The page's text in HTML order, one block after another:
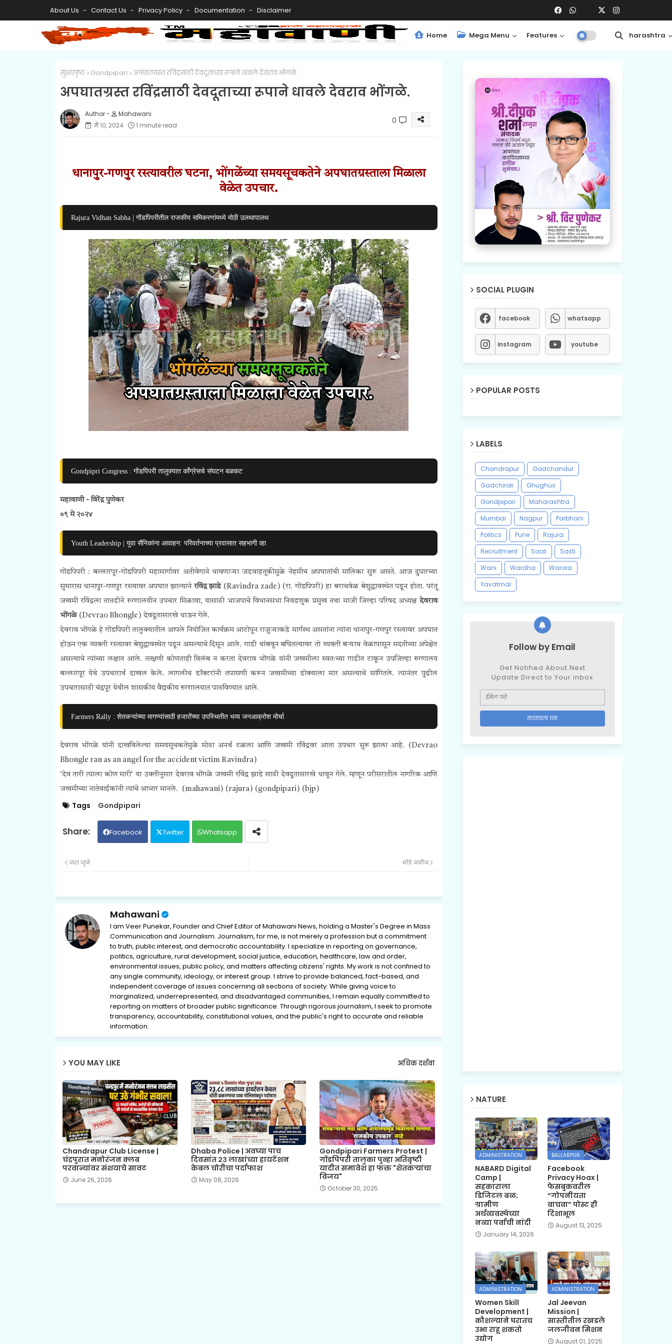
About Us Contact Us Privacy Policy Documentation Disclaimer
Home Mega Menu Features Central Maharashtra
मुख्यपृष्ठ Gondpipari अपघातग्रस्त रविंद्रसाठी देवदूताच्या रूपाने धावले देवराव भोंगळे.
अपघातग्रस्त रविंद्रसाठी देवदूताच्या रूपाने धावले देवराव भोंगळे.
Mahawani
मे १०, २०२४
1 minute read 0
धानापुर-गणपुर रस्त्यावरील घटना, भोंगळेंच्या समयसूचकतेने अपघातग्रस्ताला मिळाला
वेळेत उपचार.
Rajura Vidhan Sabha | गोंडपिपरीतील राजकीय समिकरणांमध्ये मोठी उलथापालथ
Gondpipri Congress : गोंडपिपरी तालुक्यात काँग्रेसचे संघटन बळकट
महावाणी - विरेंद्र पुणेकर
०९ मे २०२४
Youth Leadership | युवा सैनिकांना आवाहन: परिवर्तनाच्या प्रवासात सहभागी व्हा
गोंडपिपरी : बल्लारपूर-गोंडपिपरी महामार्गावर अतीवेगाने धावणाऱ्या जडवाहतूकीमुळे नेहमीच अपघातांची मालिका सुरू असते. आज दुपारच्या
सुमारास धानापुर-गणपुर रस्त्यावर अपघात झाल्याने रविंद्र झाडे(Ravindra zade) (रा. गोंडपिपरी) हा बराचवेळ बेशुद्धावस्थेत पडून होता. परंतू
जखमी रविंद्रला तातडीने रूग्णालयीन उपचार मिळावा, यासाठी भाजपाचे विधानसभा निवडणुक प्रमुख तथा माजी जिल्हा परिषद अध्यक्ष देवराव
भोंगळे(Devrao Bhongle) देवदूतासारखे धाऊन गेले.
देवराव भोंगळे हे गोंडपिपरी तालुक्यातील आपले नियोजित कार्यक्रम आटोपून राजुऱ्याकडे मार्गस्थ असतांना त्यांना धानापुर-गणपुर रस्त्यावर अपघात
होऊन एक व्यक्ती रस्त्यावर बेशुद्धावस्थेत पडून असल्याचे दिसून आले. गाडी थांबवून बघितल्यावर तो व्यक्ती बऱ्याच वेळापासून मदतीच्या अपेक्षेत
असल्याचे त्यांच्या लक्षात आले. तत्क्षणी कोणताही विलंब न करता देवराव भोंगळे यांनी जखमीला स्वतःच्या गाडीत टाकून उपजिल्हा रुग्णालय
बल्लारपूर येथे उपचारार्थ दाखल केले. लागलीच डॉक्टरांनी तपासणी करून जखमीच्या डोक्याला मार असल्याचे सांगितले. त्यानंतर पुढील
उपचारासाठी चंद्रपूर येथील शासकीय वैद्यकीय रुग्णालयात पाठविण्यात आले.
Farmers Rally : शेतकऱ्यांच्या मागण्यांसाठी हजारोंच्या उपस्थितीत भव्य जनआक्रोश मोर्चा
देवराव भोंगळे यांनी दाखविलेल्या समयसूचकतेमुळे मोठा अनर्थ टळला आणि जखमी रविंद्रवर आता उपचार सुरू झाला आहे. (Devrao
Bhongle ran as an angel for the accident victim Ravindra)
'देव तारी त्याला कोण मारी' या उक्तीनुसार देवराव भोंगळे जखमी रविंद्र झाडे साठी देवदूतासारखे धावून गेले. म्हणून परीसरातील नागरिक आणि
जखमीच्या नातेवाईकांनी त्यांचे आभार मानले. (mahawani) (rajura) (gondpipari) (bjp)
Tags Gondpipari
Facebook Twitter Whatsapp
थोडे नवीन
जरा जुने
Mahawani
I am Veer Punekar, Founder and Chief Editor of Mahawani News, holding a Master's Degree in Mass
Communication and Journalism. Journalism, for me, is not merely a profession but a commitment
to truth, public interest, and democratic accountability. I specialize in reporting on governance,
politics, agriculture, rural development, social justice, education, healthcare, law and order,
environmental issues, public policy, and matters affecting citizens' rights. My work is not confined to
any single community, ideology, or interest group. I strive to provide balanced, fact-based, and
independent coverage of issues concerning all sections of society. While giving voice to
marginalized, underrepresented, and disadvantaged communities, I remain equally committed to
reporting on matters of broader public significance. Through rigorous journalism, I seek to promote
transparency, accountability, constitutional values, and the public's right to accurate and reliable
information.
YOU MAY LIKE अधिक दर्शवा
Chandrapur Club License |
चंद्रपुरात मनोरंजन क्लब
परवान्यांवर संशयाचे सावट
June 26, 2026
Dhaba Police | अवघ्या पाच
दिवसांत २३ लाखांच्या हायटेंशन
केबल चोरीचा पर्दाफाश
May 08, 2026
Gondpipari Farmers Protest |
गोंडपिपरी तालुका पुन्हा अतिवृष्टी
यादीत समावेश हा फक्त "शेतकऱ्यांचा
विजय"
October 30, 2025
SOCIAL PLUGIN
facebook whatsapp
instagram youtube
POPULAR POSTS
LABELS
Chandrapur
Gadchandur
Gadchiroli
Ghughus
Gondpipari
Maharashtra
Mumbai
Nagpur
Parbhani
Politics
Pune
Rajura
Recruitment
Saoli
Sasti
Wani
Wardha
Warora
Yavatmal
Follow by Email
Get Notified About Next
Update Direct to Your inbox
NATURE
ADMINISTRATION
NABARD Digital
Camp |
सहकाराला
डिजिटल बळ;
ग्रामीण
अर्थव्यवस्थेच्या
नव्या पर्वाची नांदी
January 14, 2026
BALLARPUR
Facebook
Privacy Hoax |
फेसबुकवरील
“गोपनीयता
वाचवा” पोस्ट ही
दिशाभूल
August 13, 2025
ADMINISTRATION
Women Skill
Development |
कौशल्याने घरातच
उभा राहू शकतो
उद्योग
ADMINISTRATION
Jal Jeevan
Mission |
सास्तीतील रखडले
जलजीवन मिशन
August 01, 2025